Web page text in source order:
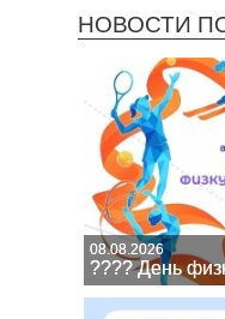
НОВОСТИ
08.08.2026
???? День
08.08.2026
???? День